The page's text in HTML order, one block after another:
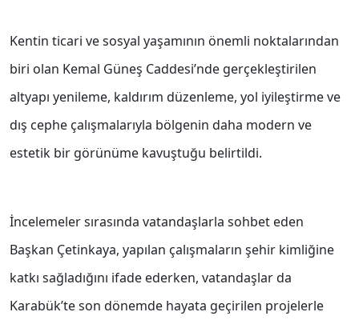
Kentin ticari ve sosyal yaşamının önemli noktalarından
biri olan Kemal Güneş Caddesi’nde gerçekleştirilen
altyapı yenileme, kaldırım düzenleme, yol iyileştirme ve
dış cephe çalışmalarıyla bölgenin daha modern ve
estetik bir görünüme kavuştuğu belirtildi.
İncelemeler sırasında vatandaşlarla sohbet eden
Başkan Çetinkaya, yapılan çalışmaların şehir kimliğine
katkı sağladığını ifade ederken, vatandaşlar da
Karabük’te son dönemde hayata geçirilen projelerle